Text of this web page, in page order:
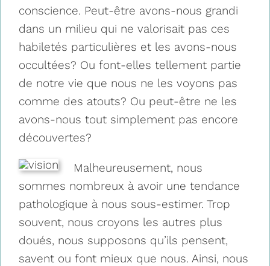
conscience. Peut-être avons-nous grandi
dans un milieu qui ne valorisait pas ces
habiletés particulières et les avons-nous
occultées? Ou font-elles tellement partie
de notre vie que nous ne les voyons pas
comme des atouts? Ou peut-être ne les
avons-nous tout simplement pas encore
découvertes?
Malheureusement, nous
sommes nombreux à avoir une tendance
pathologique à nous sous-estimer. Trop
souvent, nous croyons les autres plus
doués, nous supposons qu’ils pensent,
savent ou font mieux que nous. Ainsi, nous